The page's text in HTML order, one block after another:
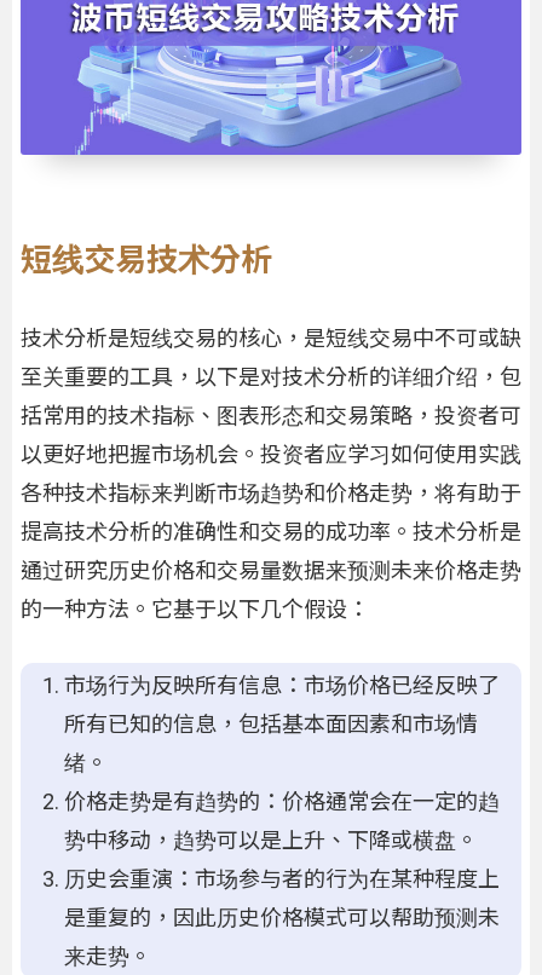
短线交易技术分析
技术分析是短线交易的核心，是短线交易中不可或缺
至关重要的工具，以下是对技术分析的详细介绍，包
括常用的技术指标、图表形态和交易策略，投资者可
以更好地把握市场机会。投资者应学习如何使用实践
各种技术指标来判断市场趋势和价格走势，将有助于
提高技术分析的准确性和交易的成功率。技术分析是
通过研究历史价格和交易量数据来预测未来价格走势
的一种方法。它基于以下几个假设：
市场行为反映所有信息：市场价格已经反映了
所有已知的信息，包括基本面因素和市场情
绪。
价格走势是有趋势的：价格通常会在一定的趋
势中移动，趋势可以是上升、下降或横盘。
历史会重演：市场参与者的行为在某种程度上
是重复的，因此历史价格模式可以帮助预测未
来走势。